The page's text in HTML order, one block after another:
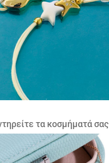
τα κοσμήματά σας